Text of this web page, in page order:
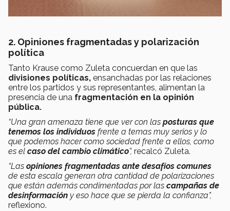
2. Opiniones fragmentadas y polarización
política
Tanto Krause como Zuleta concuerdan en que las
divisiones políticas, ensanchadas por las relaciones
entre los partidos y sus representantes, alimentan la
presencia de una fragmentación en la opinión
pública.
“Una gran amenaza tiene que ver con las posturas que
tenemos los individuos frente a temas muy serios y lo
que podemos hacer como sociedad frente a ellos, como
es el caso del cambio climático”, recalcó Zuleta.
“Las opiniones fragmentadas ante desafíos comunes
de esta escala generan otra cantidad de polarizaciones
que están además condimentadas por las campañas de
desinformación y eso hace que se pierda la confianza”,
reflexiono.